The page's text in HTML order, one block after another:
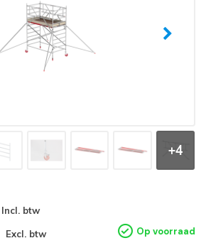
+4
Incl. btw
Excl. btw Op voorraad